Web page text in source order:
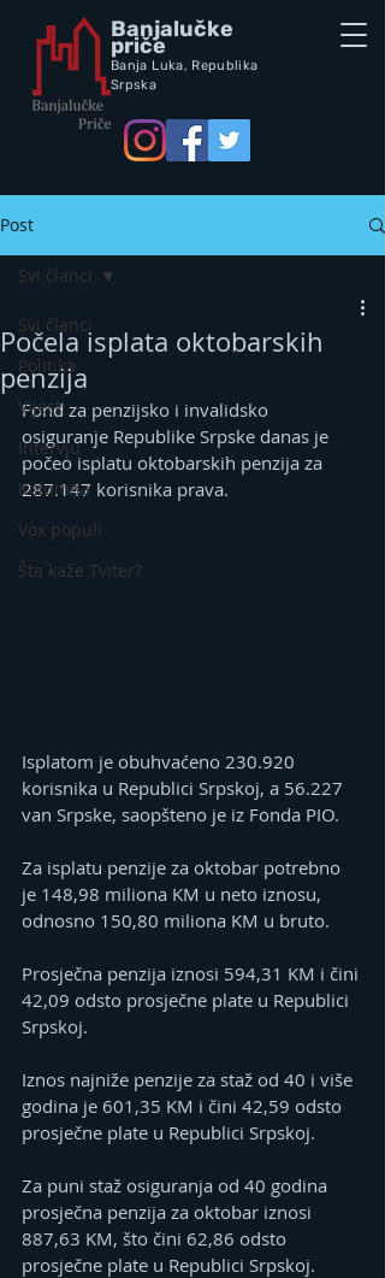
Banjalučke
priče
Banja Luka, Republika
Srpska
Post
Svi članci
Politika
Vijesti
Intervju
Kolumna
Vox populi
Šta kaže Tviter?
Svi članci
Počela isplata oktobarskih
penzija
Fond za penzijsko i invalidsko
osiguranje Republike Srpske danas je
počeo isplatu oktobarskih penzija za
287.147 korisnika prava.
Isplatom je obuhvaćeno 230.920
korisnika u Republici Srpskoj, a 56.227
van Srpske, saopšteno je iz Fonda PIO.
Za isplatu penzije za oktobar potrebno
je 148,98 miliona KM u neto iznosu,
odnosno 150,80 miliona KM u bruto.
Prosječna penzija iznosi 594,31 KM i čini
42,09 odsto prosječne plate u Republici
Srpskoj.
Iznos najniže penzije za staž od 40 i više
godina je 601,35 KM i čini 42,59 odsto
prosječne plate u Republici Srpskoj.
Za puni staž osiguranja od 40 godina
prosječna penzija za oktobar iznosi
887,63 KM, što čini 62,86 odsto
prosječne plate u Republici Srpskoj.